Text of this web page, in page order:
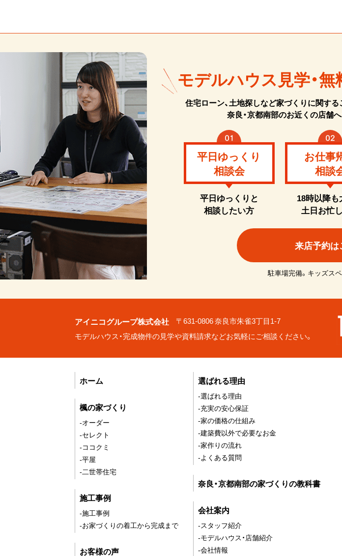
モデルハウス見学・
住宅ローン、土地探しなど家づくりに関する
奈良・京都南部のお近くの店舗
平日ゆっくり
相談会
平日ゆっくりと
相談したい方
お仕事
相談
18時以降も
土日お忙
来店予約は
駐車場完備。キッズス
アイニコグループ株式会社
〒631-0806 奈良市朱雀3丁目1-7
モデルハウス・完成物件の見学や資料請求などお気軽にご相談ください。
ホーム
楓の家づくり
-オーダー
-セレクト
-ココクミ
-平屋
-二世帯住宅
施工事例
-施工事例
-お家づくりの着工から完成まで
お客様の声
選ばれる理由
-選ばれる理由
-充実の安心保証
-家の価格の仕組み
-建築費以外で必要なお金
-家作りの流れ
-よくある質問
奈良・京都南部の家づくりの教科書
会社案内
-スタッフ紹介
-モデルハウス・店舗紹介
-会社情報